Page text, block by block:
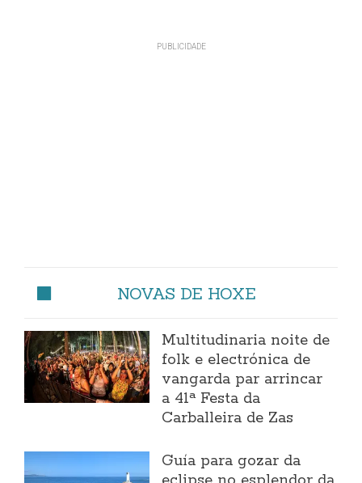
NOVAS DE HOXE
Multitudinaria noite de
folk e electrónica de
vangarda par arrincar
a 41ª Festa da
Carballeira de Zas
Guía para gozar da